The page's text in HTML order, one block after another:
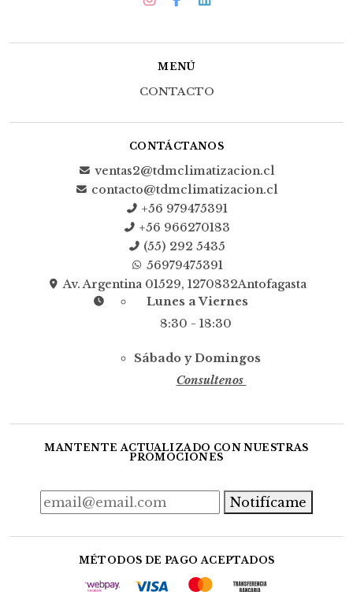
MENÚ
CONTACTO
CONTÁCTANOS
ventas2@tdmclimatizacion.cl
contacto@tdmclimatizacion.cl
+56 979475391
+56 966270183
(55) 292 5435
56979475391
Av. Argentina 01529, 1270832Antofagasta
Lunes a Viernes
8:30 - 18:30
Sábado y Domingos
Consultenos
MANTENTE ACTUALIZADO CON NUESTRAS
PROMOCIONES
Notifícame
MÉTODOS DE PAGO ACEPTADOS